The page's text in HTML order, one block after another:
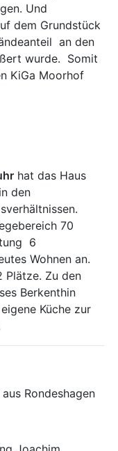
Und
dem Grundstück
an den
wurde. Somit
KiGa Moorhof
hat das Haus
den
70
6
Wohnen an.
Plätze. Zu den
Berkenthin
Küche zur
Rondeshagen